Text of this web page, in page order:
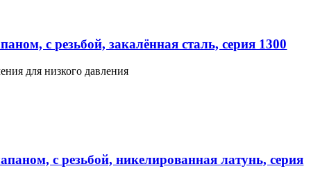
с резьбой, закалённая сталь, серия 1300
для низкого давления
с резьбой, никелированная латунь, серия